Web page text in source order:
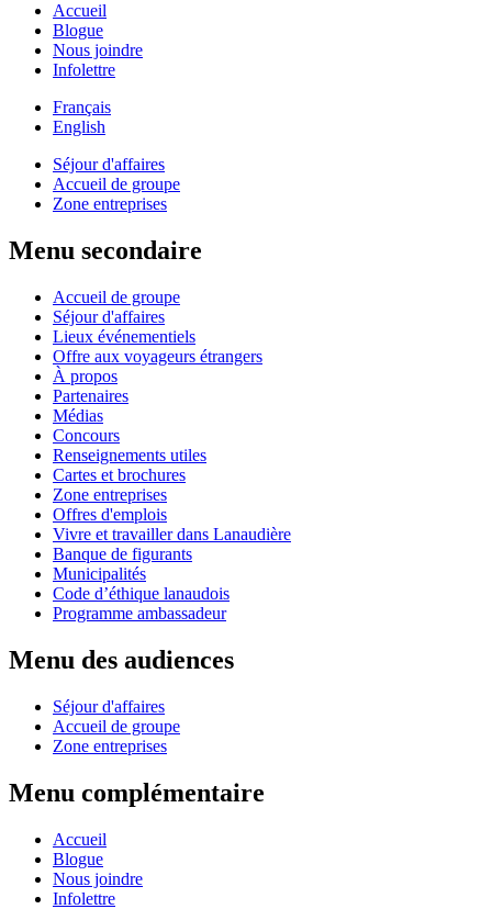
Accueil
Blogue
Nous joindre
Infolettre
Français
English
Séjour d'affaires
Accueil de groupe
Zone entreprises
Menu secondaire
Accueil de groupe
Séjour d'affaires
Lieux événementiels
Offre aux voyageurs étrangers
À propos
Partenaires
Médias
Concours
Renseignements utiles
Cartes et brochures
Zone entreprises
Offres d'emplois
Vivre et travailler dans Lanaudière
Banque de figurants
Municipalités
Code d’éthique lanaudois
Programme ambassadeur
Menu des audiences
Séjour d'affaires
Accueil de groupe
Zone entreprises
Menu complémentaire
Accueil
Blogue
Nous joindre
Infolettre